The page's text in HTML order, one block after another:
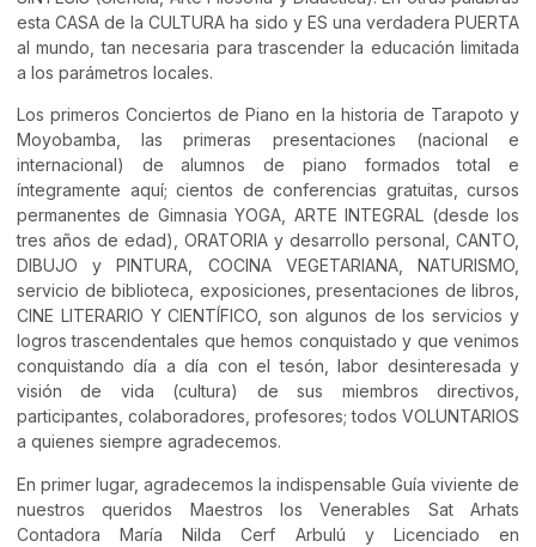
esta CASA de la CULTURA ha sido y ES una verdadera PUERTA
al mundo, tan necesaria para trascender la educación limitada
a los parámetros locales.
Los primeros Conciertos de Piano en la historia de Tarapoto y
Moyobamba, las primeras presentaciones (nacional e
internacional) de alumnos de piano formados total e
íntegramente aquí; cientos de conferencias gratuitas, cursos
permanentes de Gimnasia YOGA, ARTE INTEGRAL (desde los
tres años de edad), ORATORIA y desarrollo personal, CANTO,
DIBUJO y PINTURA, COCINA VEGETARIANA, NATURISMO,
servicio de biblioteca, exposiciones, presentaciones de libros,
CINE LITERARIO Y CIENTÍFICO, son algunos de los servicios y
logros trascendentales que hemos conquistado y que venimos
conquistando día a día con el tesón, labor desinteresada y
visión de vida (cultura) de sus miembros directivos,
participantes, colaboradores, profesores; todos VOLUNTARIOS
a quienes siempre agradecemos.
En primer lugar, agradecemos la indispensable Guía viviente de
nuestros queridos Maestros los Venerables Sat Arhats
Contadora María Nilda Cerf Arbulú y Licenciado en